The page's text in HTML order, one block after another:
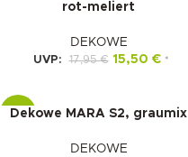
rot-meliert
DEKOWE
UVP: 17,95€ 15,50 € *
-15%
Dekowe MARA S2, graumix
DEKOWE